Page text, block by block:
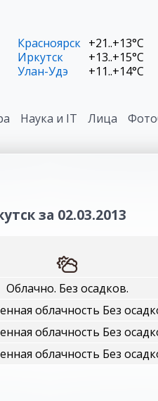
Красноярск +21..+13°C
Иркутск
+13..+15°C
Улан-Удэ
+11..+14°C
Наука и IT Лица
за 02.03.2013
Облачно. Без осадков.
облачность Без
облачность Без
облачность Без